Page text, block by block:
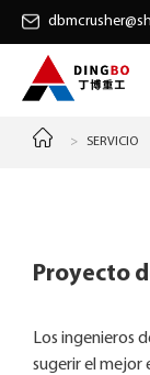
> SERVICIO
Proyecto
Los ingenieros
sugerir el mejor